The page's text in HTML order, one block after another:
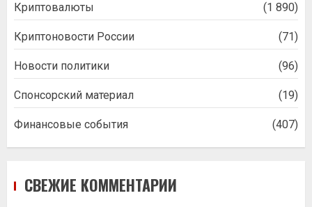
Криптовалюты (1 890)
Криптоновости России (71)
Новости политики (96)
Спонсорский материал (19)
Финансовые события (407)
СВЕЖИЕ КОММЕНТАРИИ